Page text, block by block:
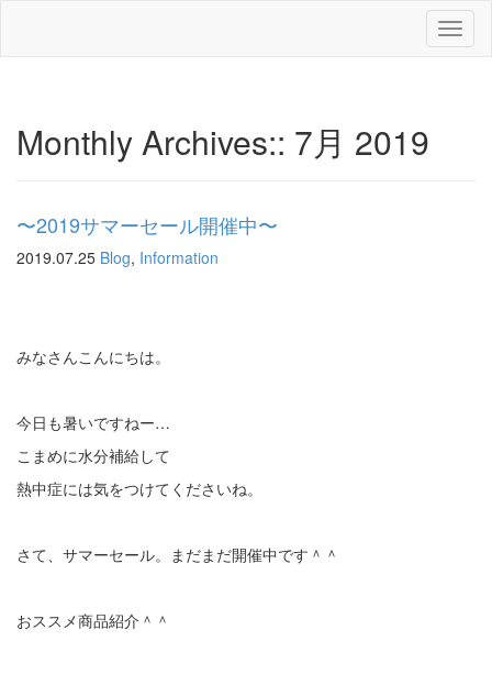
Monthly Archives:: 7月 2019
〜2019サマーセール開催中〜
2019.07.25 Blog, Information
みなさんこんにちは。
今日も暑いですねー…
こまめに水分補給して
熱中症には気をつけてくださいね。
さて、サマーセール。まだまだ開催中です＾＾
おススメ商品紹介＾＾